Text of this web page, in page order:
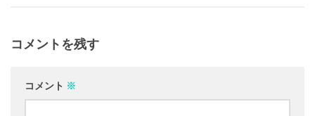
コメントを残す
コメント ※